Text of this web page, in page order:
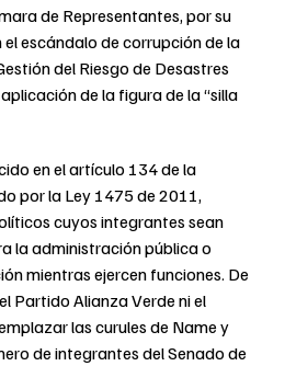
de Representantes, por su
escándalo de corrupción de la
del Riesgo de Desastres
de la figura de la “silla
en el artículo 134 de la
por la Ley 1475 de 2011,
cuyos integrantes sean
la administración pública o
mientras ejercen funciones. De
Partido Alianza Verde ni el
las curules de Name y
de integrantes del Senado de